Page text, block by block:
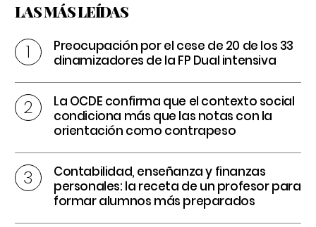
LAS MÁS LEÍDAS
Preocupación por el cese de 20 de los 33
dinamizadores de la FP Dual intensiva
La OCDE confirma que el contexto social
condiciona más que las notas con la
orientación como contrapeso
Contabilidad, enseñanza y finanzas
personales: la receta de un profesor para
formar alumnos más preparados